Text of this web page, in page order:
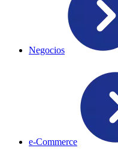
Negocios
e-Commerce